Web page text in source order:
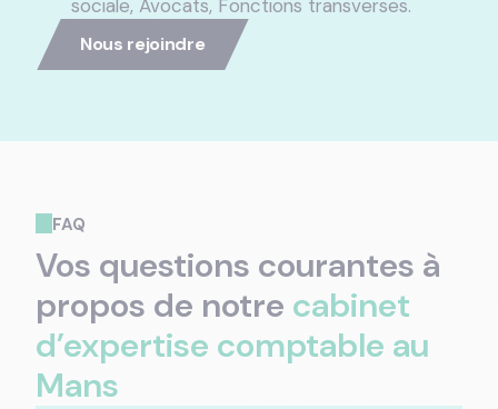
sociale, Avocats, Fonctions transverses.
Nous rejoindre
FAQ
Vos questions courantes à
propos de notre cabinet
d’expertise comptable au
Mans